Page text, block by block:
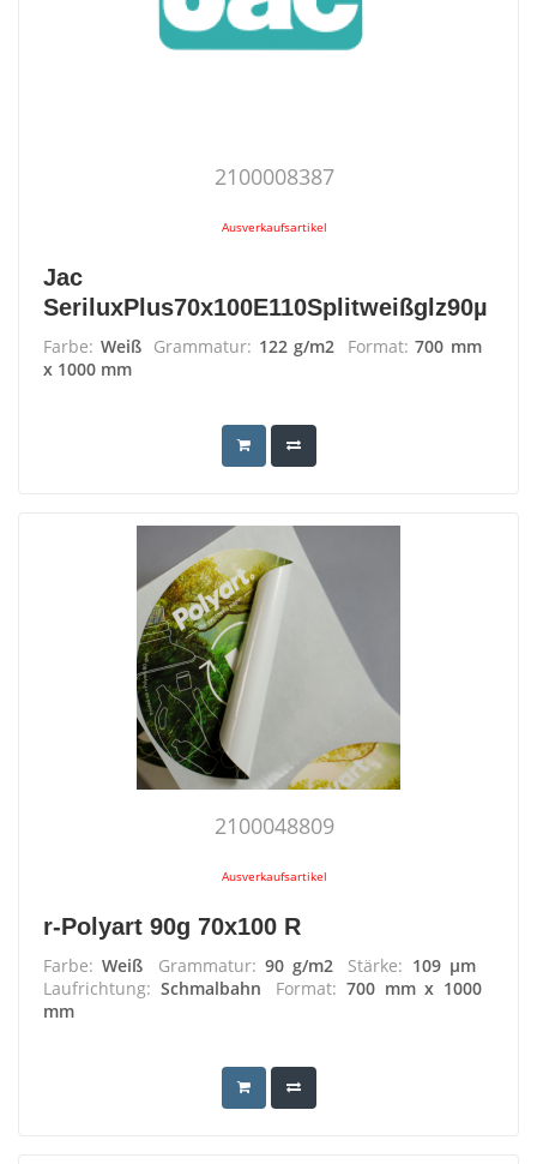
2100008387
Ausverkaufsartikel
Jac
SeriluxPlus70x100E110Splitweißglz90µ
Farbe: Weiß Grammatur: 122 g/m2 Format:700 mm
x 1000 mm
2100048809
Ausverkaufsartikel
r-Polyart 90g 70x100 R
Farbe:Weiß Grammatur: 90 g/m2 Stärke: 109 µm
Laufrichtung: Schmalbahn Format:700 mm x 1000
mm